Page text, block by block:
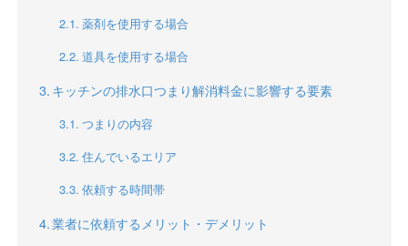
薬剤を使用する場合
道具を使用する場合
キッチンの排水口つまり解消料金に影響する要素
つまりの内容
住んでいるエリア
依頼する時間帯
業者に依頼するメリット・デメリット